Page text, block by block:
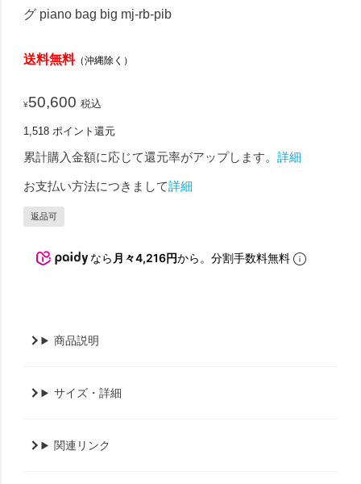
グ piano bag big mj-rb-pib
送料無料（沖縄除く）
¥50,600 税込
1,518 ポイント還元
累計購入金額に応じて還元率がアップします。詳細
お支払い方法につきまして詳細
返品可
なら 月々4,216円から。分割手数料無料
商品説明
サイズ・詳細
関連リンク